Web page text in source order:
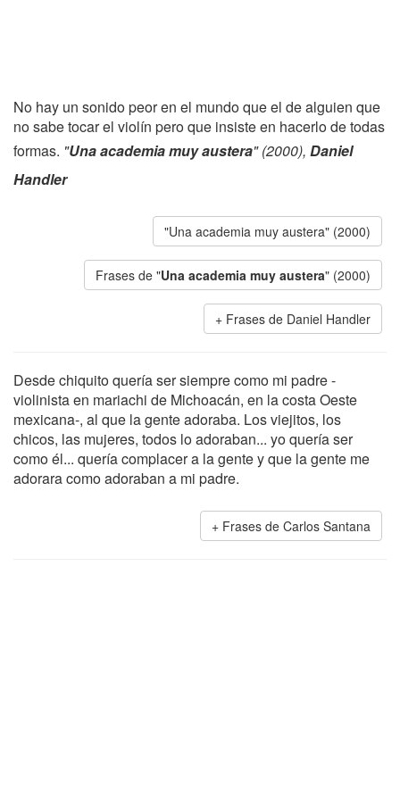
No hay un sonido peor en el mundo que el de alguien que
no sabe tocar el violín pero que insiste en hacerlo de todas
formas. "Una academia muy austera" (2000), Daniel
Handler
"Una academia muy austera" (2000)
Frases de "Una academia muy austera" (2000)
Frases de Daniel Handler
Desde chiquito quería ser siempre como mi padre -
violinista en mariachi de Michoacán, en la costa Oeste
mexicana-, al que la gente adoraba. Los viejitos, los
chicos, las mujeres, todos lo adoraban... yo quería ser
como él... quería complacer a la gente y que la gente me
adorara como adoraban a mi padre.
Frases de Carlos Santana